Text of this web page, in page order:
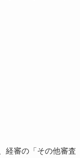
経審の「その他審査